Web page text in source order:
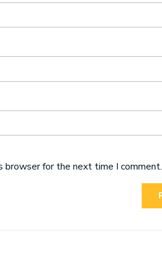
browser for the next time I comment.